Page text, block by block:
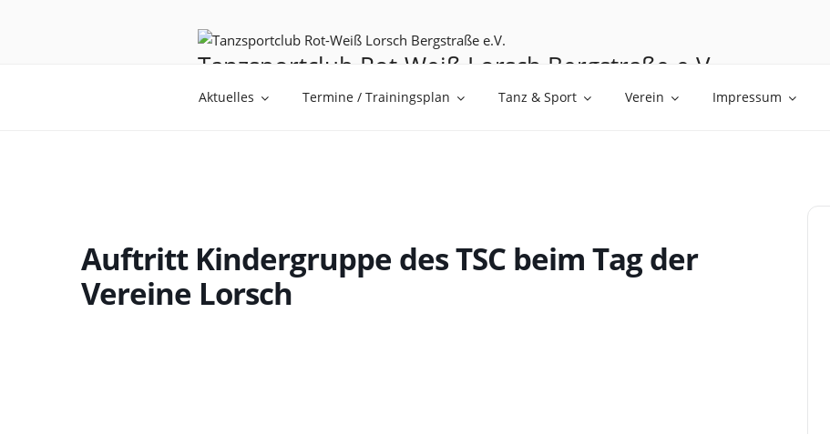
Tanzsportclub Rot-Weiß Lorsch Bergstraße e.V.
Tanzen ist Träumen mit den Füßen
Aktuelles Termine / Trainingsplan Tanz & Sport Verein Impressum
Auftritt Kindergruppe des TSC beim Tag der
Vereine Lorsch